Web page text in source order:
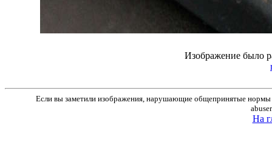
Изображение было
Если вы заметили изображения, нарушающие общепринятые нормы
На